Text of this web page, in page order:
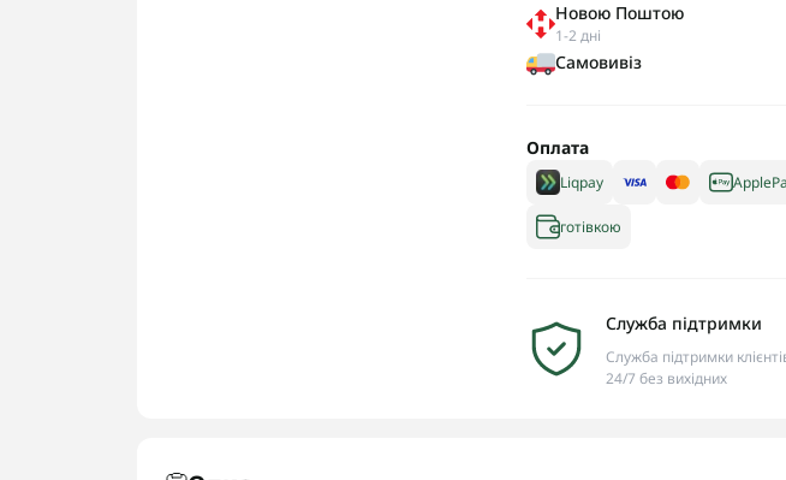
Новою Поштою
1-2 дні
Самовивіз
Оплата
Liqpay
готівкою
Служба підтримки
Служба підтримки
24/7 без вихідних